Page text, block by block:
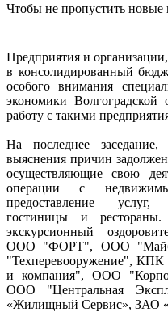
Чтобы не пропустить новые
Предприятия и
в консолидированный
особого внимания
экономики Волгоградской
работу с такими
На последнее
выяснения причин
осуществляющие свою
операции с
предоставление услуг,
гостиницы и
экскурсионный
ООО "ФОРТ", ООО
"Техперевооружение",
и компания", ООО
ООО "Центральная
«Жилищный Сервис», ЗАО